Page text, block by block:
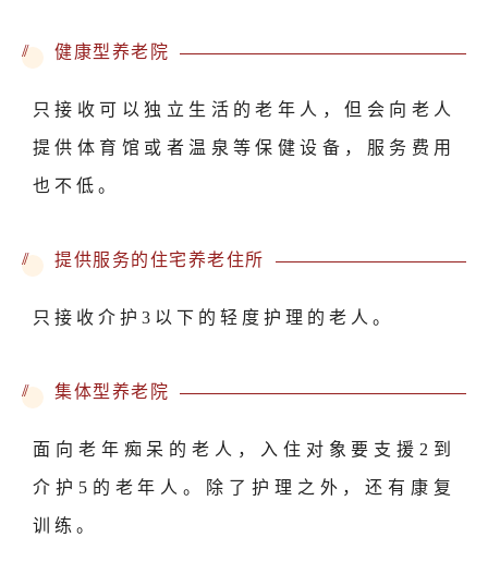
// 健康型养老院
只接收可以独立生活的老年人，但会向老人
提供体育馆或者温泉等保健设备，服务费用
也不低。
// 提供服务的住宅养老住所
只接收介护3以下的轻度护理的老人。
// 集体型养老院
面向老年痴呆的老人，入住对象要支援2到
介护5的老年人。除了护理之外，还有康复
训练。